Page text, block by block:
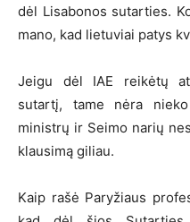
dėl Lisabonos sutarties.
mano, kad lietuviai patys
Jeigu dėl IAE reikėtų
sutartį, tame nėra
ministrų ir Seimo narių
klausimą giliau.
Kaip rašė Paryžiaus